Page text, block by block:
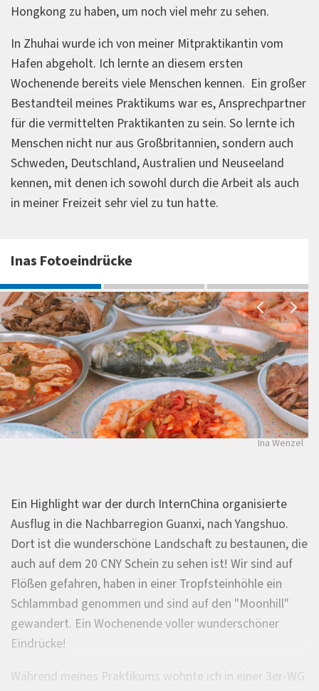
Hongkong zu haben, um noch viel mehr zu sehen.
In Zhuhai wurde ich von meiner Mitpraktikantin vom
Hafen abgeholt. Ich lernte an diesem ersten
Wochenende bereits viele Menschen kennen. Ein großer
Bestandteil meines Praktikums war es, Ansprechpartner
für die vermittelten Praktikanten zu sein. So lernte ich
Menschen nicht nur aus Großbritannien, sondern auch
Schweden, Deutschland, Australien und Neuseeland
kennen, mit denen ich sowohl durch die Arbeit als auch
in meiner Freizeit sehr viel zu tun hatte.
Inas Fotoeindrücke
Ina Wenzel
Ein Highlight war der durch InternChina organisierte
Ausflug in die Nachbarregion Guanxi, nach Yangshuo.
Dort ist die wunderschöne Landschaft zu bestaunen, die
auch auf dem 20 CNY Schein zu sehen ist! Wir sind auf
Flößen gefahren, haben in einer Tropfsteinhöhle ein
Schlammbad genommen und sind auf den "Moonhill"
gewandert. Ein Wochenende voller wunderschöner
Eindrücke!
Während meines Praktikums wohnte ich in einer 3er-WG